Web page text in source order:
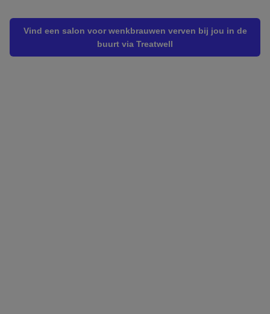
Vind een salon voor wenkbrauwen verven bij jou in de
buurt via Treatwell